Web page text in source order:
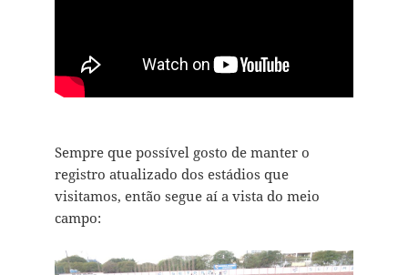
Sempre que possível gosto de manter o
registro atualizado dos estádios que
visitamos, então segue aí a vista do meio
campo: